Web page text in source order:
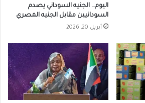
اليوم… الجنيه السوداني يصدم
السودانيين مقابل الجنيه المصري
أبريل 20, 2026